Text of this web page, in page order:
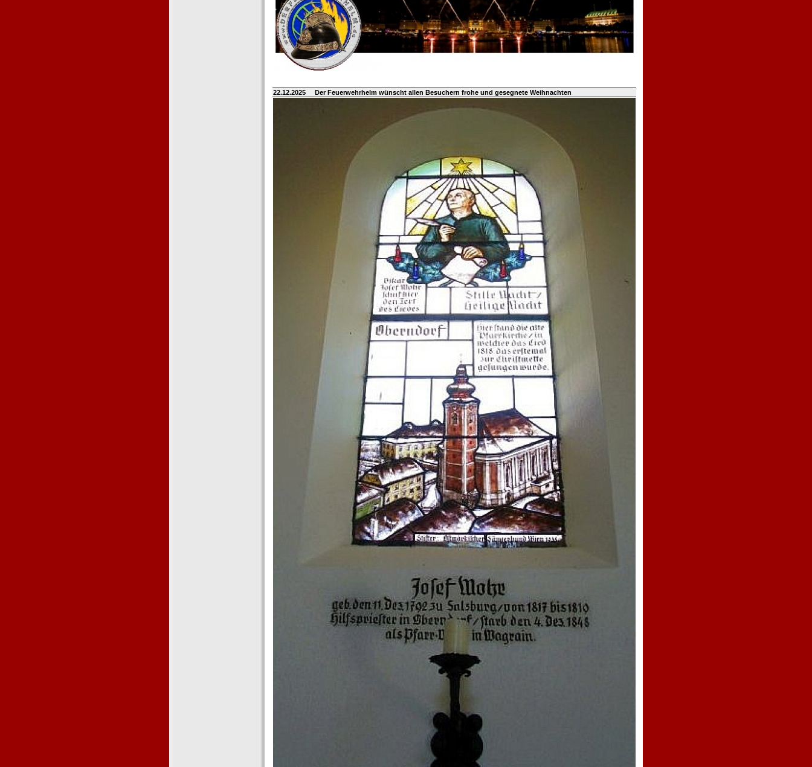
22.12.2025 Der Feuerwehrhelm wünscht allen Besuchern frohe und gesegnete Weihnachten